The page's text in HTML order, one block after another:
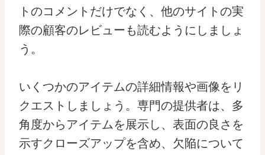
トのコメントだけでなく、他のサイトの実
際の顧客のレビューも読むようにしましょ
う。
いくつかのアイテムの詳細情報や画像をリ
クエストしましょう。専門の提供者は、多
角度からアイテムを展示し、表面の良さを
示すクローズアップを含め、欠陥について